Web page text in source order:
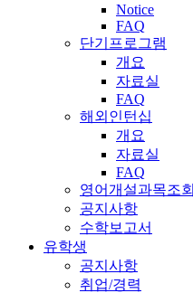
Notice
FAQ
단기프로그램
개요
자료실
FAQ
해외인턴십
개요
자료실
FAQ
영어개설과목조회
공지사항
수학보고서
유학생
공지사항
취업/경력